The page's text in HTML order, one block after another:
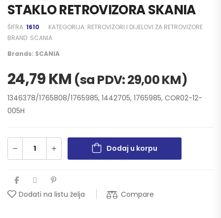
STAKLO RETROVIZORA SKANIA
ŠIFRA: 1610 KATEGORIJA: RETROVIZORI I DIJELOVI ZA RETROVIZORE
BRAND: SCANIA
Brands: SCANIA
24,79KM (sa PDV:29,00KM)
1346378/1765808/1765985, 1442705, 1765985, COR02-12-
005H
Dodaj u korpu
Dodati na listu želja Compare